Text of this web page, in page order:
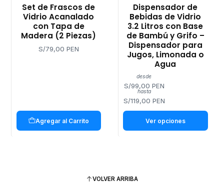
Set de Frascos de
Vidrio Acanalado
con Tapa de
Madera (2 Piezas)
S/79,00 PEN
Agregar al Carrito
Dispensador de
Bebidas de Vidrio
3.2 Litros con Base
de Bambú y Grifo –
Dispensador para
Jugos, Limonada o
Agua
desde
S/99,00 PEN
hasta
S/119,00 PEN
Ver opciones
VOLVER ARRIBA